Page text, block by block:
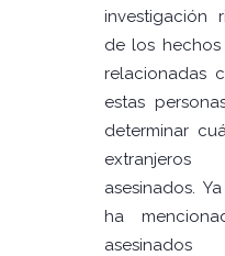
investigación
de los
relacionadas
estas
determinar
asesinados.
ha